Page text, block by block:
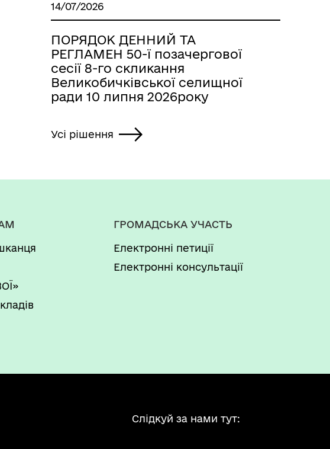
14/07/2026
ПОРЯДОК ДЕННИЙ ТА
РЕГЛАМЕН 50-ї позачергової
сесії 8-го скликання
Великобичківської селищної
ради 10 липня 2026року
Усі рішення
ГРОМАДСЬКА УЧАСТЬ
Електронні петиції
Електронні консультації
Слідкуй за нами тут: